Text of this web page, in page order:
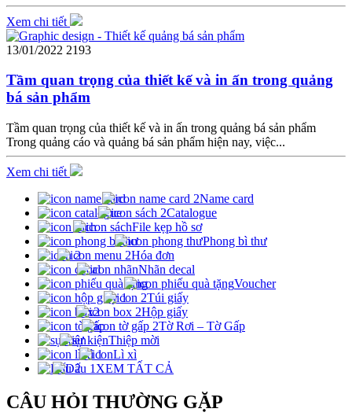
Xem chi tiết
13/01/2022 2193
Tầm quan trọng của thiết kế và in ấn trong quảng
bá sản phẩm
Tầm quan trọng của thiết kế và in ấn trong quảng bá sản phẩm
Trong quảng cáo và quảng bá sản phẩm hiện nay, việc...
Xem chi tiết
Name card
Catalogue
File kẹp hồ sơ
Phong bì thư
Hóa đơn
Nhãn decal
Voucher
Túi giấy
Hộp giấy
Tờ Rơi – Tờ Gấp
Thiệp mời
Lì xì
XEM TẤT CẢ
CÂU HỎI THƯỜNG GẶP